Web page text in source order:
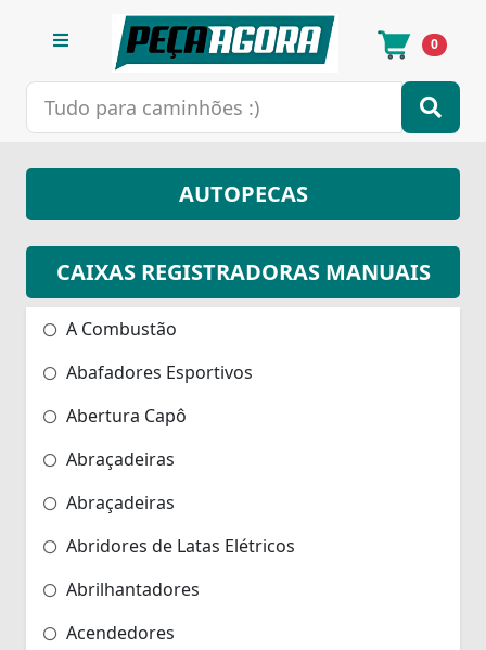
0
AUTOPECAS
CAIXAS REGISTRADORAS MANUAIS
A Combustão
Abafadores Esportivos
Abertura Capô
Abraçadeiras
Abraçadeiras
Abridores de Latas Elétricos
Abrilhantadores
Acendedores